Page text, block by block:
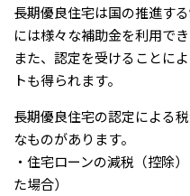
長期優良住宅は国の推進す
には様々な補助金を利用でき
また、認定を受けることに
トも得られます。
長期優良住宅の認定による
なものがあります。
・住宅ローンの減税（控除
た場合）